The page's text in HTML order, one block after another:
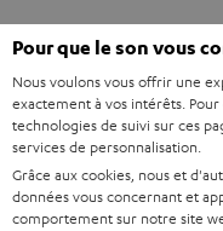
f
o
r
m
a
t
D
é
t
a
i
Votre
(00)800
Lundi-
dimanche
et jours
Support
Pour que le son vous
Nous voulons vous offrir une
exactement à vos intérêts.
technologies de suivi sur ces
services de personnalisation.
Grâce aux cookies, nous et
données vous concernant et
comportement sur notre site